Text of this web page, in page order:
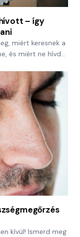
– így
miért keresnek a
és miért ne hívd…
kívül! Ismerd meg